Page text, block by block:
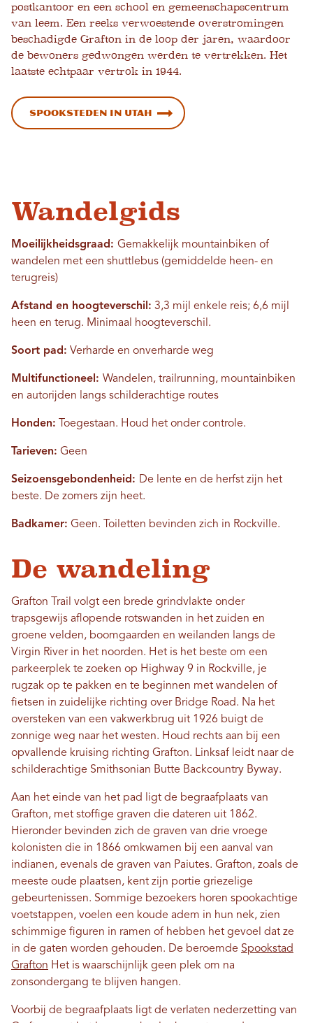
postkantoor en een school en gemeenschapscentrum
van leem. Een reeks verwoestende overstromingen
beschadigde Grafton in de loop der jaren, waardoor
de bewoners gedwongen werden te vertrekken. Het
laatste echtpaar vertrok in 1944.
Spooksteden in Utah
Wandelgids
Moeilijkheidsgraad: Gemakkelijk mountainbiken of
wandelen met een shuttlebus (gemiddelde heen- en
terugreis)
Afstand en hoogteverschil: 3,3 mijl enkele reis; 6,6 mijl
heen en terug. Minimaal hoogteverschil.
Soort pad: Verharde en onverharde weg
Multifunctioneel: Wandelen, trailrunning, mountainbiken
en autorijden langs schilderachtige routes
Honden: Toegestaan. Houd het onder controle.
Tarieven: Geen
Seizoensgebondenheid: De lente en de herfst zijn het
beste. De zomers zijn heet.
Badkamer: Geen. Toiletten bevinden zich in Rockville.
De wandeling
Grafton Trail volgt een brede grindvlakte onder
trapsgewijs aflopende rotswanden in het zuiden en
groene velden, boomgaarden en weilanden langs de
Virgin River in het noorden. Het is het beste om een ​​
parkeerplek te zoeken op Highway 9 in Rockville, je
rugzak op te pakken en te beginnen met wandelen of
fietsen in zuidelijke richting over Bridge Road. Na het
oversteken van een vakwerkbrug uit 1926 buigt de
zonnige weg naar het westen. Houd rechts aan bij een
opvallende kruising richting Grafton. Linksaf leidt naar de
schilderachtige Smithsonian Butte Backcountry Byway.
Aan het einde van het pad ligt de begraafplaats van
Grafton, met stoffige graven die dateren uit 1862.
Hieronder bevinden zich de graven van drie vroege
kolonisten die in 1866 omkwamen bij een aanval van
indianen, evenals de graven van Paiutes. Grafton, zoals de
meeste oude plaatsen, kent zijn portie griezelige
gebeurtenissen. Sommige bezoekers horen spookachtige
voetstappen, voelen een koude adem in hun nek, zien
schimmige figuren in ramen of hebben het gevoel dat ze
in de gaten worden gehouden. De beroemde Spookstad
Grafton Het is waarschijnlijk geen plek om na
zonsondergang te blijven hangen.
Voorbij de begraafplaats ligt de verlaten nederzetting van